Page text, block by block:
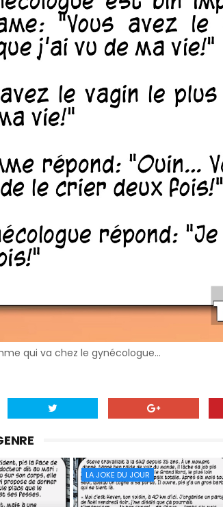
qui va chez le gynécologue…
LA JOKE DU JOUR